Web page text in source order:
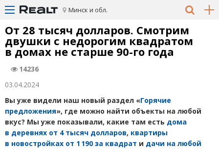
Минск и обл.
От 28 тысяч долларов. Смотрим
двушки с недорогим квадратом
в домах не старше 90-го года
14236
03.04.2024
Вы уже видели наш новый раздел «Горячие
предложения», где можно найти объекты на любой
вкус? Мы уже показывали, какие там есть дома
в деревнях от 4 тысяч долларов, квартиры
в новостройках от 1 190 за квадрат и дачи на любой